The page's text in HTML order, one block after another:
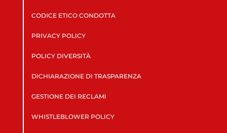
CODICE ETICO CONDOTTA
PRIVACY POLICY
POLICY DIVERSITÀ
DICHIARAZIONE DI TRASPARENZA
GESTIONE DEI RECLAMI
WHISTLEBLOWER POLICY